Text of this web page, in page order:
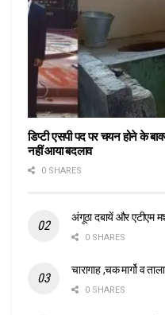
डिप्टी एसपी पद पर चयन होने के
नहीं आया बदलाव
0 SHARES
अंगूठा दबायें और एटीएम
0 SHARES
चारागाह ,चक मार्गो व
0 SHARES